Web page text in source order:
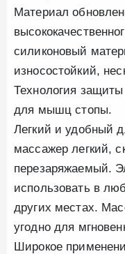
Материал
силиконовый
износостойкий,
Технология
для мышц стопы.
Легкий и удобный
массажер легкий,
перезаряжаемый.
использовать в
других местах.
угодно для
Широкое